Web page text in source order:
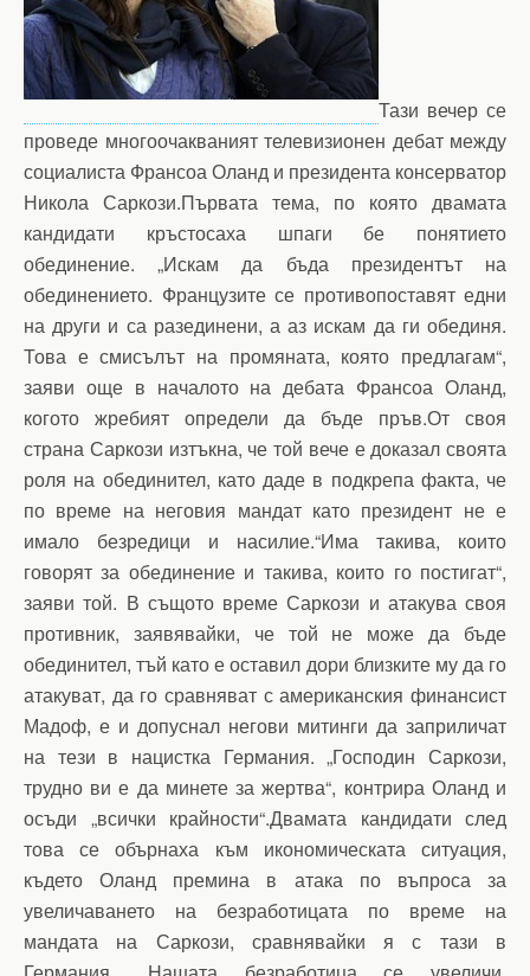
Тази вечер се
проведе многоочакваният телевизионен дебат между
социалиста Франсоа Оланд и президента консерватор
Никола Саркози.Първата тема, по която двамата
кандидати кръстосаха шпаги бе понятието
обединение. „Искам да бъда президентът на
обединението. Французите се противопоставят едни
на други и са разединени, а аз искам да ги обединя.
Това е смисълът на промяната, която предлагам“,
заяви още в началото на дебата Франсоа Оланд,
когото жребият определи да бъде пръв.От своя
страна Саркози изтъкна, че той вече е доказал своята
роля на обединител, като даде в подкрепа факта, че
по време на неговия мандат като президент не е
имало безредици и насилие.“Има такива, които
говорят за обединение и такива, които го постигат“,
заяви той. В същото време Саркози и атакува своя
противник, заявявайки, че той не може да бъде
обединител, тъй като е оставил дори близките му да го
атакуват, да го сравняват с американския финансист
Мадоф, е и допуснал негови митинги да заприличат
на тези в нацистка Германия. „Господин Саркози,
трудно ви е да минете за жертва“, контрира Оланд и
осъди „всички крайности“.Двамата кандидати след
това се обърнаха към икономическата ситуация,
където Оланд премина в атака по въпроса за
увеличаването на безработицата по време на
мандата на Саркози, сравнявайки я с тази в